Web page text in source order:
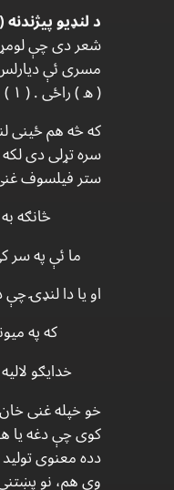
د لنډیو
شعر دی چې
مسری ئې
( ه ) راځی . ( ۱ )
که څه هم ځینی
سره تړلی دی
ستر فیلسوف
څانګه
ما ئې په سر
او یا دا لنډۍ
که په
خدایګو
خو خپله غنی
کوی چې دغه یا
دده معنوی
وی هم، نو